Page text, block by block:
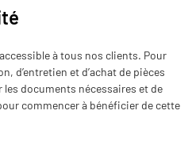
à tous nos clients. Pour
d’entretien et d’achat de pièces
documents nécessaires et de
commencer à bénéficier de cette